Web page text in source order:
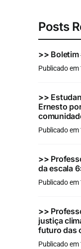
Posts
>> Boletim
Publicado
>>
Ernesto
Publicado
>>
da escala
Publicado
>>
justiça
futuro das
Publicado